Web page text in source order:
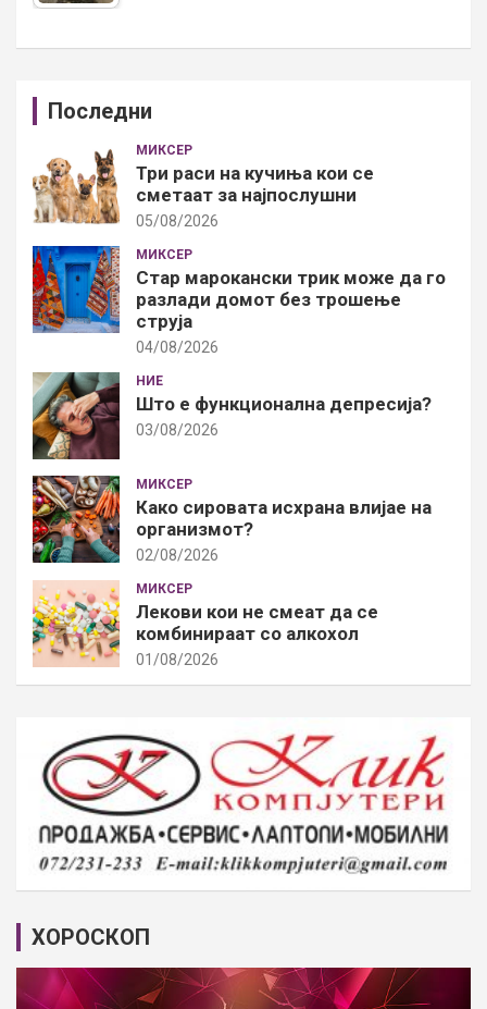
Последни
МИКСЕР
Три раси на кучиња кои се
сметаат за најпослушни
05/08/2026
МИКСЕР
Стар марокански трик може да го
разлади домот без трошење
струја
04/08/2026
НИЕ
Што е функционална депресија?
03/08/2026
МИКСЕР
Како сировата исхрана влијае на
организмот?
02/08/2026
МИКСЕР
Лекови кои не смеат да се
комбинираат со алкохол
01/08/2026
ХОРОСКОП